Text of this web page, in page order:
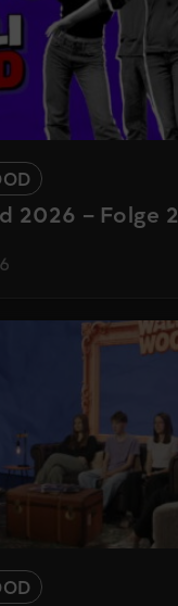
2026 – Folge 2